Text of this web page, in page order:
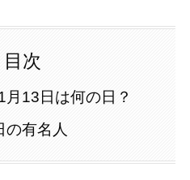
目次
13日は何の日？
の有名人